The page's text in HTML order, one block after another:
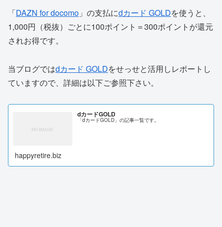
「DAZN for docomo 」の支払にdカード GOLDを使うと、
1,000円（税抜）ごとに100ポイント＝300ポイントが還元
されお得です。
当ブログではdカード GOLDをせっせと活用しレポートし
ていますので、詳細は以下ご参照下さい。
dカードGOLD
「dカードGOLD」の記事一覧です。
happyretire.biz